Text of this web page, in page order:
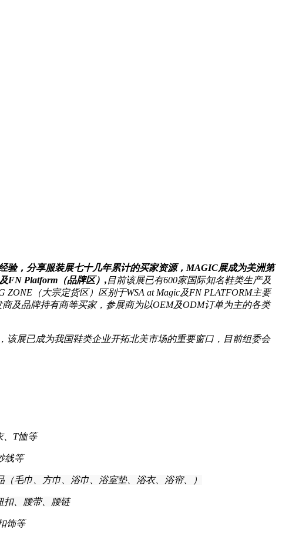
验，分享服装展七十几年累计的买家资源，MAGIC展成为美洲第
FN Platform（品牌区）,目前该展已有600家国际知名鞋类生产及
ZONE（大宗定货区）区别于WSA at Magic及FN PLATFORM主要
及品牌持有商等买家，参展商为以OEM及ODM订单为主的各类
展已成为我国鞋类企业开拓北美市场的重要窗口，目前组委会
、T恤等
线等
毛巾、方巾、浴巾、浴室垫、浴衣、浴帘、）
扣、腰带、腰链
饰等